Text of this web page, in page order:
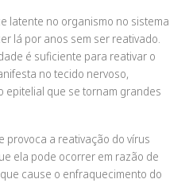
latente no organismo no sistema
lá por anos sem ser reativado.
é suficiente para reativar o
no tecido nervoso,
epitelial que se tornam grandes
provoca a reativação do vírus
ela pode ocorrer em razão de
cause o enfraquecimento do